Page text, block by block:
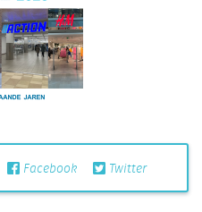
Facebook Twitter